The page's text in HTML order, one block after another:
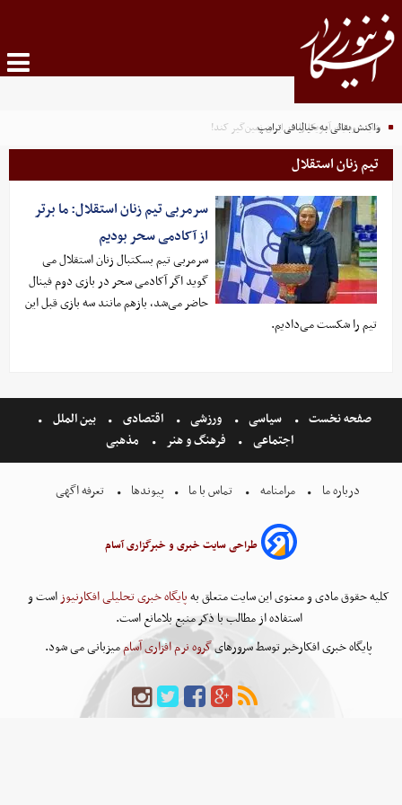
واکنش بقائی به خیالبافی ترامپ
شاید روسیه، آمریکا را در ایران زمین‌گیر کند!
تیم زنان استقلال
سرمربی تیم زنان استقلال: ما برتر
از آکادمی سحر بودیم
سرمربی تیم بسکتبال زنان استقلال می
گوید اگر آکادمی سحر در بازی دوم فینال
حاضر می‌شد، بازهم مانند سه بازی قبل این
تیم را شکست می‌دادیم.
صفحه نخست سیاسی ورزشی اقتصادی
بین الملل
اجتماعی
فرهنگ و هنر مذهبی
درباره ما مرامنامه تماس با ما پیوندها تعرفه اگهی
طراحی سایت خبری و خبرگزاری آسام
کلیه حقوق مادی و معنوی این سایت متعلق بهپایگاه خبری تحلیلی افکارنیوزاست و
استفاده از مطالب با ذکر منبع بلامانع است.
پایگاه خبری افکارخبر توسط سرورهایگروه نرم افزاری آساممیزبانی می شود.